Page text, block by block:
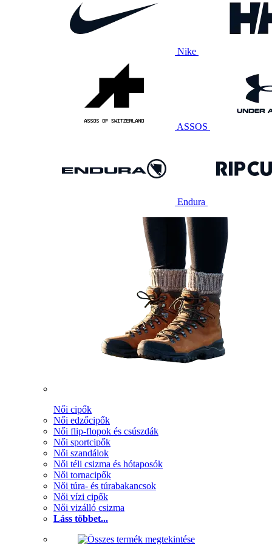
Nike
ASSOS
Endura
Női cipők
Női edzőcipők
Női flip-flopok és csúszdák
Női sportcipők
Női szandálok
Női téli csizma és hótaposók
Női tornacipők
Női túra- és túrabakancsok
Női vízi cipők
Női vizálló csizma
Láss többet...